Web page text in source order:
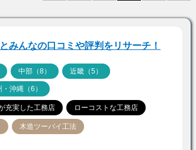
みんなの口コミや評判をリサーチ！
中部（8） 近畿（5）
・沖縄（6）
充実した工務店 ローコストな工務店
木造ツーバイ工法